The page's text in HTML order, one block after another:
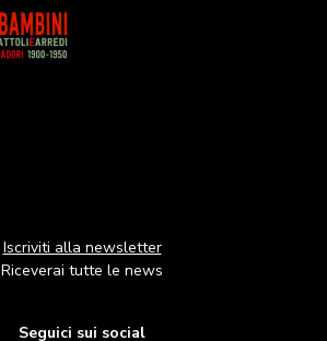
Iscriviti alla newsletter
Riceverai tutte le news
Seguici sui social